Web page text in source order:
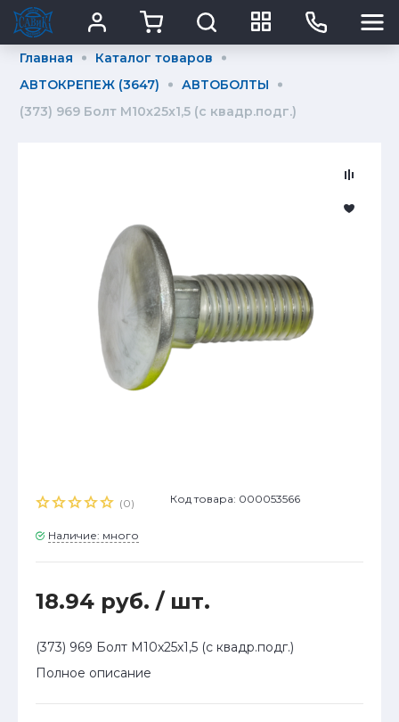
Главная
Каталог товаров
АВТОКРЕПЕЖ (3647)
АВТОБОЛТЫ
(373) 969 Болт М10x25x1,5 (с квадр.подг.)
(0) Код товара: 000053566
Наличие: много
18.94 руб. / шт.
(373) 969 Болт М10x25x1,5 (с квадр.подг.)
Полное описание